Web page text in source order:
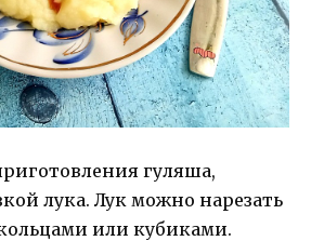
гуляша,
лука. Лук можно нарезать
или кубиками.